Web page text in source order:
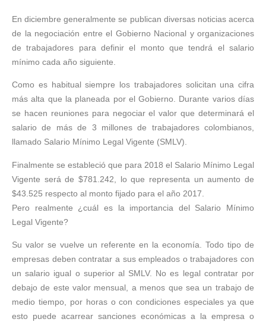
En diciembre generalmente se publican diversas noticias acerca
de la negociación entre el Gobierno Nacional y organizaciones
de trabajadores para definir el monto que tendrá el salario
mínimo cada año siguiente.
Como es habitual siempre los trabajadores solicitan una cifra
más alta que la planeada por el Gobierno. Durante varios días
se hacen reuniones para negociar el valor que determinará el
salario de más de 3 millones de trabajadores colombianos,
llamado Salario Mínimo Legal Vigente (SMLV).
Finalmente se estableció que para 2018 el Salario Mínimo Legal
Vigente será de $781.242, lo que representa un aumento de
$43.525 respecto al monto fijado para el año 2017.
Pero realmente ¿cuál es la importancia del Salario Mínimo
Legal Vigente?
Su valor se vuelve un referente en la economía. Todo tipo de
empresas deben contratar a sus empleados o trabajadores con
un salario igual o superior al SMLV. No es legal contratar por
debajo de este valor mensual, a menos que sea un trabajo de
medio tiempo, por horas o con condiciones especiales ya que
esto puede acarrear sanciones económicas a la empresa o